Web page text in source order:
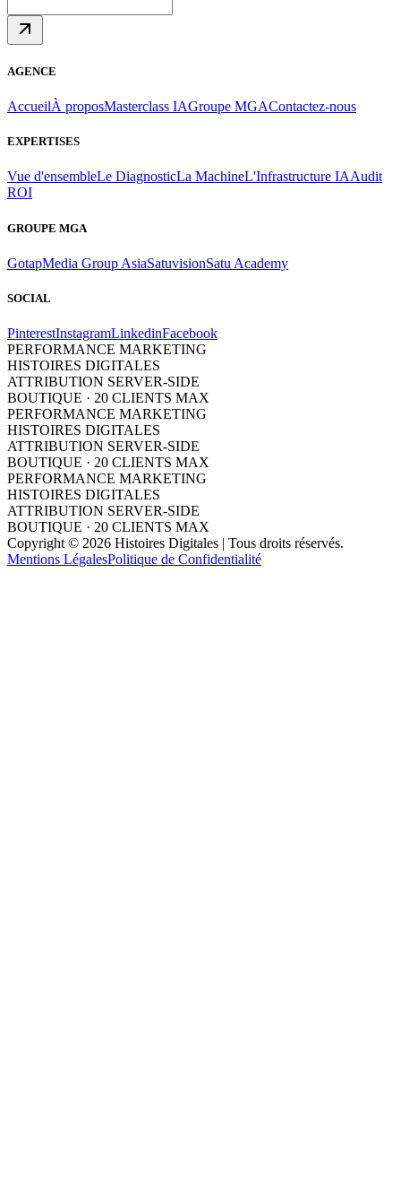
AGENCE
AccueilÀ proposMasterclass IAGroupe MGAContactez-nous
EXPERTISES
Vue d'ensembleLe DiagnosticLa MachineL'Infrastructure IAAudit
ROI
GROUPE MGA
GotapMedia Group AsiaSatuvisionSatu Academy
SOCIAL
PinterestInstagramLinkedinFacebook
PERFORMANCE MARKETING
HISTOIRES DIGITALES
ATTRIBUTION SERVER-SIDE
BOUTIQUE · 20 CLIENTS MAX
PERFORMANCE MARKETING
HISTOIRES DIGITALES
ATTRIBUTION SERVER-SIDE
BOUTIQUE · 20 CLIENTS MAX
PERFORMANCE MARKETING
HISTOIRES DIGITALES
ATTRIBUTION SERVER-SIDE
BOUTIQUE · 20 CLIENTS MAX
Copyright © 2026 Histoires Digitales | Tous droits réservés.
Mentions LégalesPolitique de Confidentialité